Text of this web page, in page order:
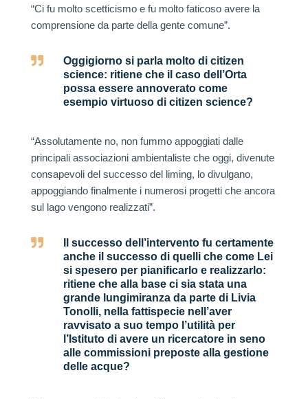
“Ci fu molto scetticismo e fu molto faticoso avere la
comprensione da parte della gente comune”.

Oggigiorno si parla molto di citizen
science: ritiene che il caso dell’Orta
possa essere annoverato come
esempio virtuoso di citizen science?
“Assolutamente no, non fummo appoggiati dalle
principali associazioni ambientaliste che oggi, divenute
consapevoli del successo del liming, lo divulgano,
appoggiando finalmente i numerosi progetti che ancora
sul lago vengono realizzati”.

Il successo dell’intervento fu certamente
anche il successo di quelli che come Lei
si spesero per pianificarlo e realizzarlo:
ritiene che alla base ci sia stata una
grande lungimiranza da parte di Livia
Tonolli, nella fattispecie nell’aver
ravvisato a suo tempo l’utilità per
l’Istituto di avere un ricercatore in seno
alle commissioni preposte alla gestione
delle acque?